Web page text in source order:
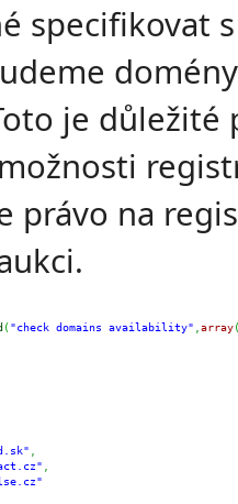
specifikovat
domény
je důležité
právo na
("check domains availability" array